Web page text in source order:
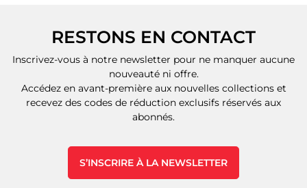
RESTONS EN CONTACT
Inscrivez-vous à notre newsletter pour ne manquer aucune
nouveauté ni offre.
Accédez en avant-première aux nouvelles collections et
recevez des codes de réduction exclusifs réservés aux
abonnés.
S’INSCRIRE À LA NEWSLETTER